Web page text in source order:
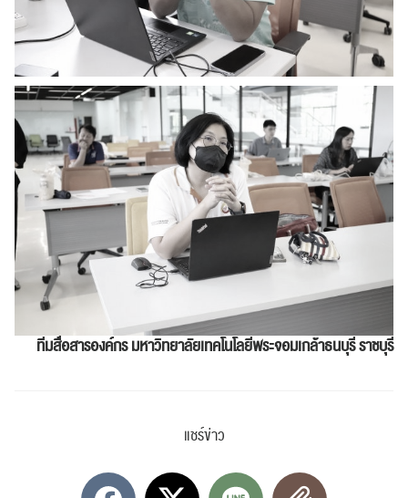
ค้นหา
ทีมสื่อสารองค์กรมหาวิทยาลัยเทคโนโลยีพระจอมเกล้าธนบุรี ราชบุรี
แชร์ข่าว